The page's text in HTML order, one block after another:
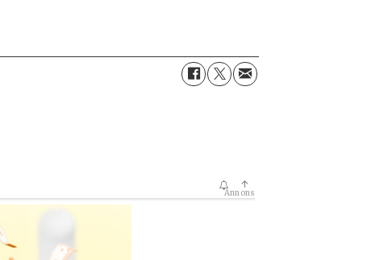
↑
Annons